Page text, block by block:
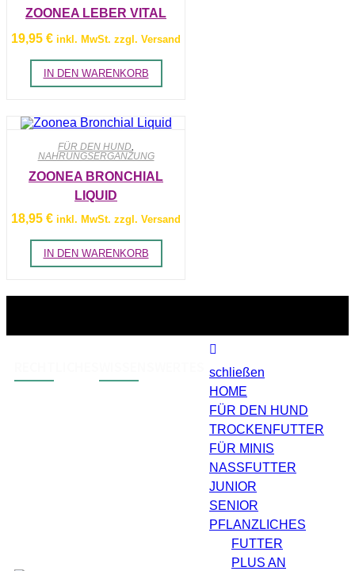
ZOONEA LEBER VITAL
19,95 € inkl. MwSt. zzgl. Versand
IN DEN WARENKORB
FÜR DEN HUND,
NAHRUNGSERGÄNZUNG
ZOONEA BRONCHIAL
LIQUID
18,95 € inkl. MwSt. zzgl. Versand
IN DEN WARENKORB
schließen
HOME
FÜR DEN HUND
TROCKENFUTTER
FÜR MINIS
NASSFUTTER
JUNIOR
SENIOR
PFLANZLICHES
FUTTER
PLUS AN